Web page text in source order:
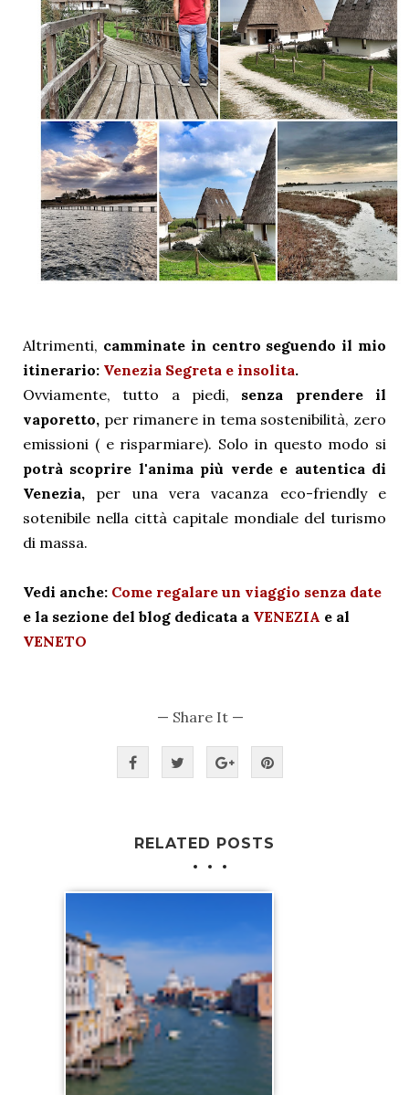
Altrimenti, camminate in centro seguendo il mio
itinerario: Venezia Segreta e insolita.
Ovviamente, tutto a piedi, senza prendere il
vaporetto, per rimanere in tema sostenibilità, zero
emissioni ( e risparmiare). Solo in questo modo si
potrà scoprire l'anima più verde e autentica di
Venezia, per una vera vacanza eco-friendly e
sotenibile nella città capitale mondiale del turismo
di massa.
Vedi anche: Come regalare un viaggio senza date
e la sezione del blog dedicata a VENEZIA e al
VENETO
— Share It —
RELATED POSTS